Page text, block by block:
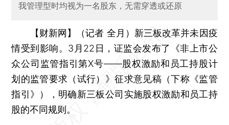
我管理型时均视为一名股东，无需穿透或还原
【财新网】（记者 全月） 新三板改革并未因疫
情受到影响。3月22日，证监会发布了《非上市公
众公司监管指引第X号——股权激励和员工持股计
划的监管要求（试行）》征求意见稿（下称《监管
指引》），明确新三板公司实施股权激励和员工持
股的不同规则。